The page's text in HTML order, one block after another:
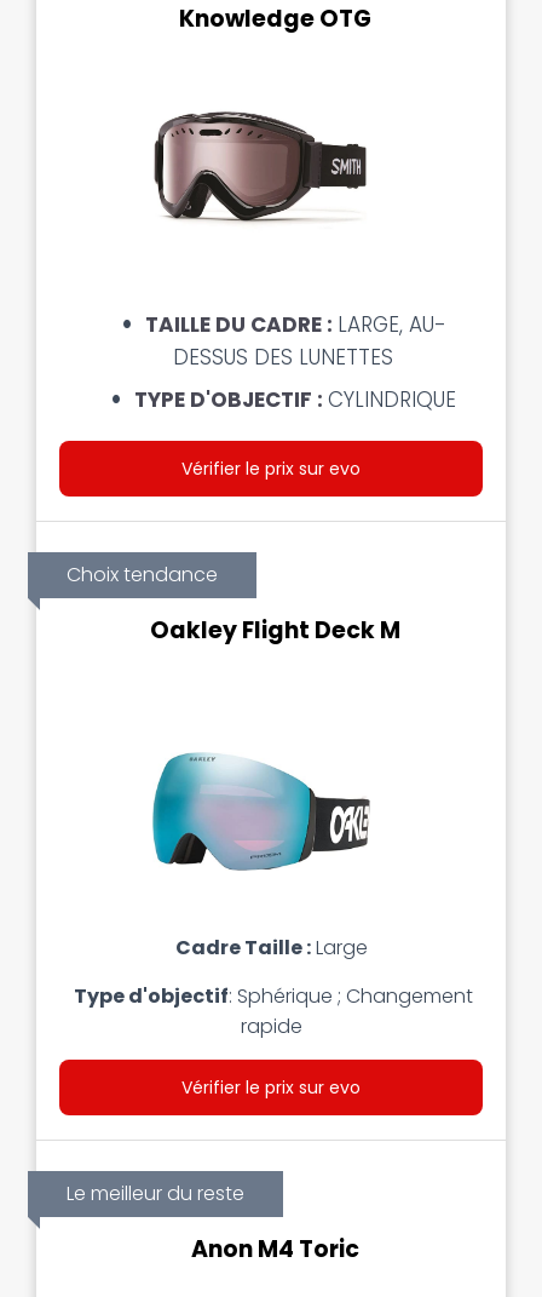
Knowledge OTG
TAILLE DU CADRE : LARGE, AU-
DESSUS DES LUNETTES
TYPE D'OBJECTIF : CYLINDRIQUE
Vérifier le prix sur evo
Choix tendance
Oakley Flight Deck M
CadreTaille :Large
Type d'objectif: Sphérique ; Changement
rapide
Vérifier le prix sur evo
Le meilleur du reste
Anon M4 Toric